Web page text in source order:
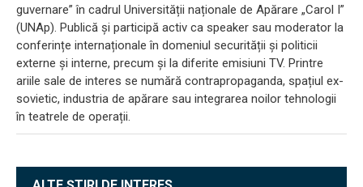
guvernare” în cadrul Universității naționale de Apărare „Carol I”
(UNAp). Publică și participă activ ca speaker sau moderator la
conferințe internaționale în domeniul securității și politicii
externe și interne, precum și la diferite emisiuni TV. Printre
ariile sale de interes se numără contrapropaganda, spațiul ex-
sovietic, industria de apărare sau integrarea noilor tehnologii
în teatrele de operații.